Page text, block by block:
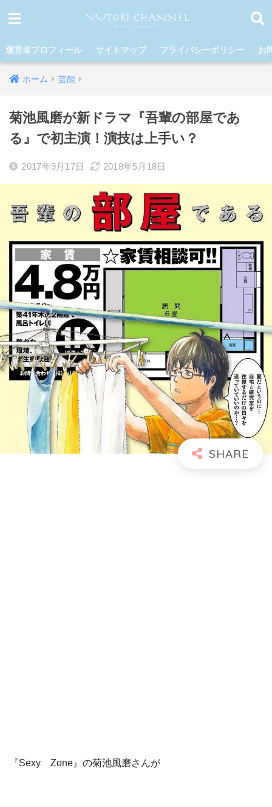
運営者プロフィール サイトマップ プライバシーポリシー お
ホーム 芸能
菊池風磨が新ドラマ『吾輩の部屋であ
る』で初主演！演技は上手い？
2017年9月17日 2018年5月18日
『Sexy Zone』の菊池風磨さんが